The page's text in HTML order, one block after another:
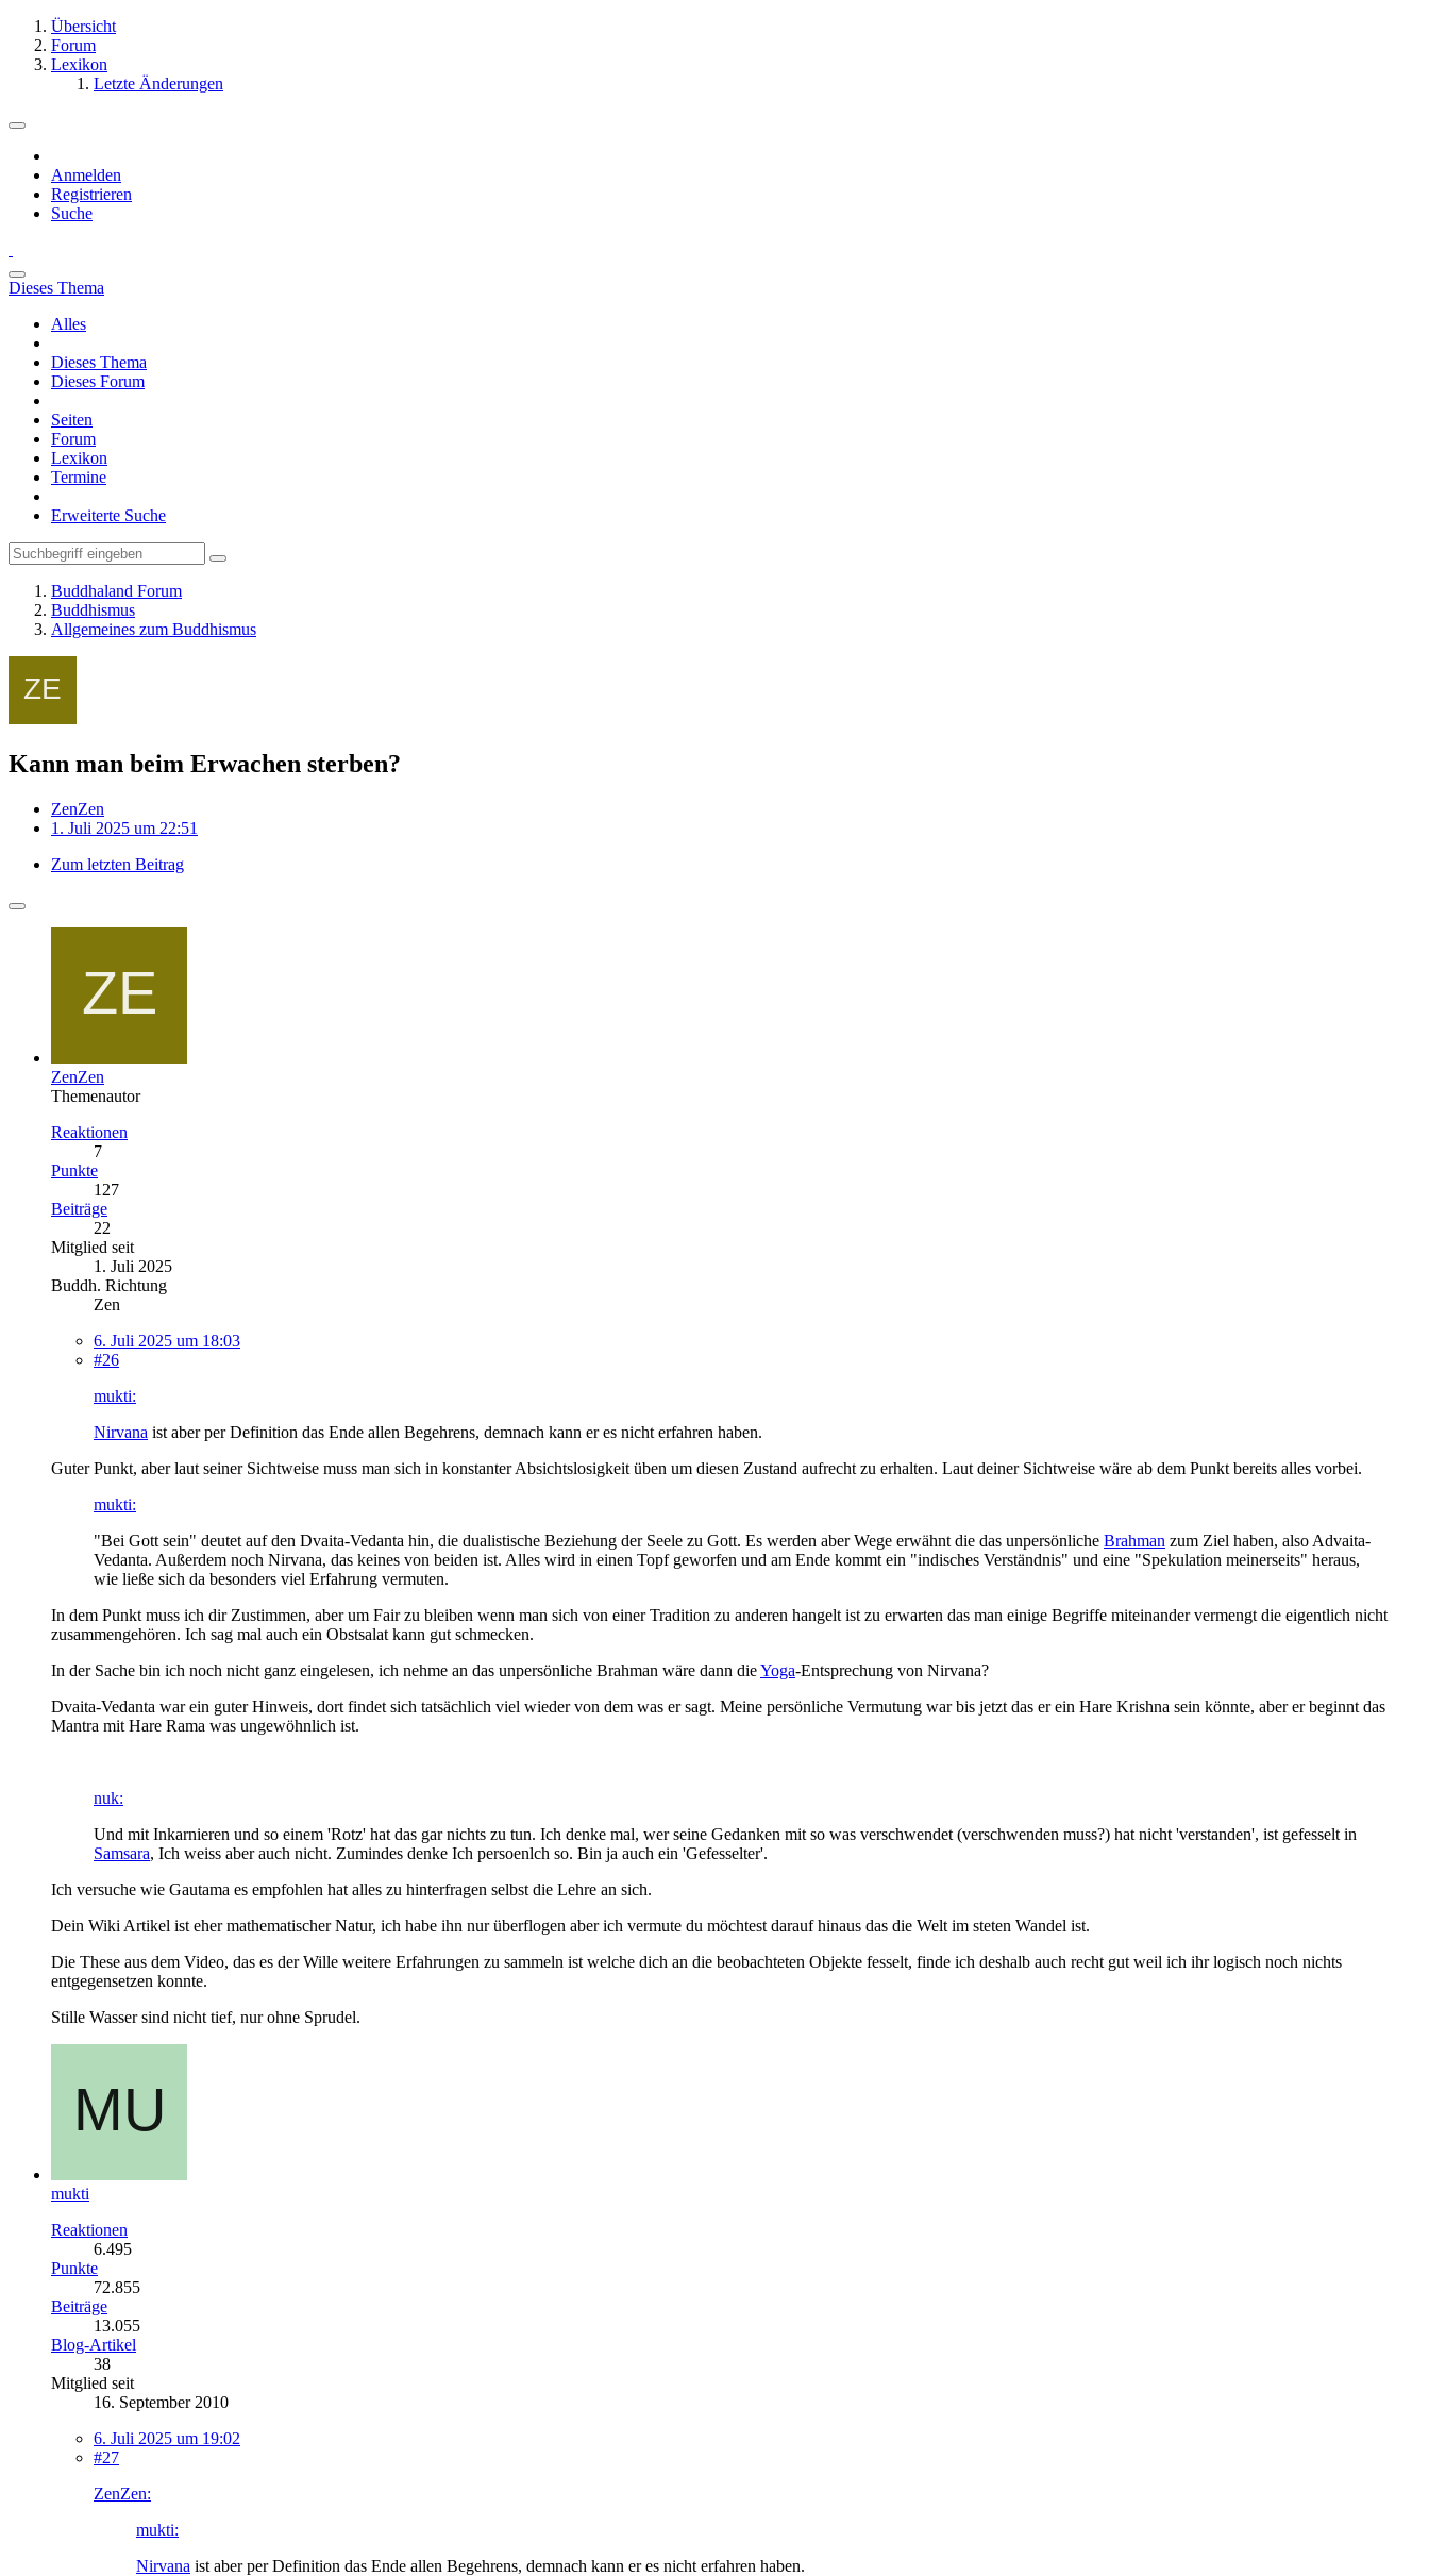
Übersicht
Forum
Lexikon
Letzte Änderungen
Anmelden
Registrieren
Suche
Dieses Thema
Alles
Dieses Thema
Dieses Forum
Seiten
Forum
Lexikon
Termine
Erweiterte Suche
Buddhaland Forum
Buddhismus
Allgemeines zum Buddhismus
Kann man beim Erwachen sterben?
ZenZen
1. Juli 2025 um 22:51
Zum letzten Beitrag
ZenZen
Themenautor
Reaktionen
7
Punkte
127
Beiträge
22
Mitglied seit
1. Juli 2025
Buddh. Richtung
Zen
6. Juli 2025 um 18:03
#26
mukti:
Nirvana ist aber per Definition das Ende allen Begehrens, demnach kann er es nicht erfahren haben.
Guter Punkt, aber laut seiner Sichtweise muss man sich in konstanter Absichtslosigkeit üben um diesen Zustand aufrecht zu erhalten. Laut deiner Sichtweise wäre ab dem Punkt bereits alles vorbei.
mukti:
"Bei Gott sein" deutet auf den Dvaita-Vedanta hin, die dualistische Beziehung der Seele zu Gott. Es werden aber Wege erwähnt die das unpersönliche Brahman zum Ziel haben, also Advaita-
Vedanta. Außerdem noch Nirvana, das keines von beiden ist. Alles wird in einen Topf geworfen und am Ende kommt ein "indisches Verständnis" und eine "Spekulation meinerseits" heraus,
wie ließe sich da besonders viel Erfahrung vermuten.
In dem Punkt muss ich dir Zustimmen, aber um Fair zu bleiben wenn man sich von einer Tradition zu anderen hangelt ist zu erwarten das man einige Begriffe miteinander vermengt die eigentlich nicht
zusammengehören. Ich sag mal auch ein Obstsalat kann gut schmecken.
In der Sache bin ich noch nicht ganz eingelesen, ich nehme an das unpersönliche Brahman wäre dann dieYoga-Entsprechung von Nirvana?
Dvaita-Vedanta war ein guter Hinweis, dort findet sich tatsächlich viel wieder von dem was er sagt. Meine persönliche Vermutung war bis jetzt das er ein Hare Krishna sein könnte, aber er beginnt das
Mantra mit Hare Rama was ungewöhnlich ist.
nuk:
Und mit Inkarnieren und so einem 'Rotz' hat das gar nichts zu tun. Ich denke mal, wer seine Gedanken mit so was verschwendet (verschwenden muss?) hat nicht 'verstanden', ist gefesselt in
Samsara, Ich weiss aber auch nicht. Zumindes denke Ich persoenlch so. Bin ja auch ein 'Gefesselter'.
Ich versuche wie Gautama es empfohlen hat alles zu hinterfragen selbst die Lehre an sich.
Dein Wiki Artikel ist eher mathematischer Natur, ich habe ihn nur überflogen aber ich vermute du möchtest darauf hinaus das die Welt im steten Wandel ist.
Die These aus dem Video, das es der Wille weitere Erfahrungen zu sammeln ist welche dich an die beobachteten Objekte fesselt, finde ich deshalb auch recht gut weil ich ihr logisch noch nichts
entgegensetzen konnte.
Stille Wasser sind nicht tief, nur ohne Sprudel.
mukti
Reaktionen
6.495
Punkte
72.855
Beiträge
13.055
Blog-Artikel
38
Mitglied seit
16. September 2010
6. Juli 2025 um 19:02
#27
ZenZen:
mukti:
Nirvana ist aber per Definition das Ende allen Begehrens, demnach kann er es nicht erfahren haben.